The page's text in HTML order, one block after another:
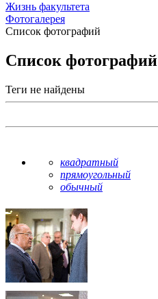
Жизнь факультета
Фотогалерея
Список фотографий
Список фотографий
Теги не найдены
квадратный
прямоугольный
обычный